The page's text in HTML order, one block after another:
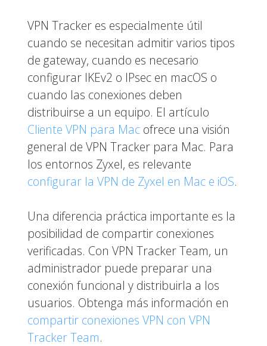
VPN Tracker es especialmente útil
cuando se necesitan admitir varios tipos
de gateway, cuando es necesario
configurar IKEv2 o IPsec en macOS o
cuando las conexiones deben
distribuirse a un equipo. El artículo
Cliente VPN para Macofrece una visión
general de VPN Tracker para Mac. Para
los entornos Zyxel, es relevante
configurar la VPN de Zyxel en Mac e iOS.
Una diferencia práctica importante es la
posibilidad de compartir conexiones
verificadas. Con VPN Tracker Team, un
administrador puede preparar una
conexión funcional y distribuirla a los
usuarios. Obtenga más información en
compartir conexiones VPN con VPN
Tracker Team.